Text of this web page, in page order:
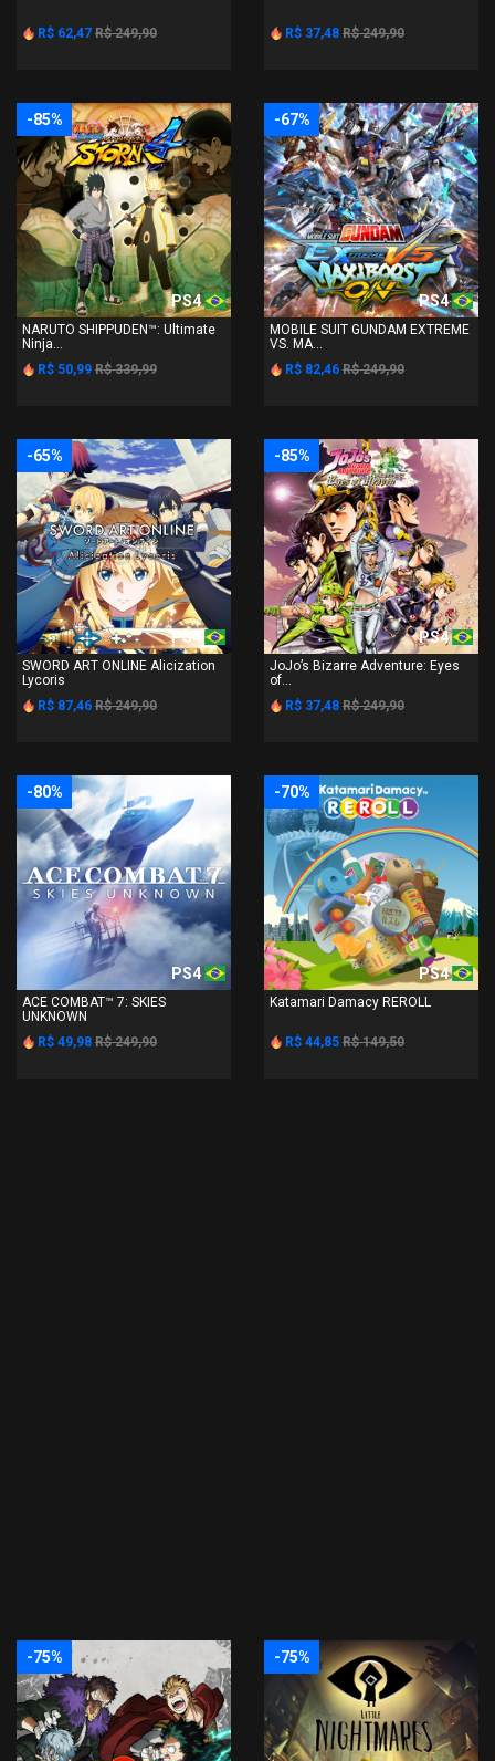
R$ 62,47 R$ 249,90 R$ 37,48 R$ 249,90
-85%
PS4
NARUTO SHIPPUDEN™: Ultimate
Ninja...
R$ 50,99 R$ 339,99
-67%
PS4
MOBILE SUIT GUNDAM EXTREME
VS. MA...
R$ 82,46 R$ 249,90
-65%
PS4
SWORD ART ONLINE Alicization
Lycoris
R$ 87,46 R$ 249,90
-85%
PS4
JoJo’s Bizarre Adventure: Eyes
of...
R$ 37,48 R$ 249,90
-80%
PS4
ACE COMBAT™ 7: SKIES
UNKNOWN
R$ 49,98 R$ 249,90
-70%
PS4
Katamari Damacy REROLL
R$ 44,85 R$ 149,50
-75% -75%